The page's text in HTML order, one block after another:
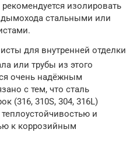
изолировать
дымохода стальными или
для внутренней отделки
или трубы из этого
очень надёжным
с тем, что сталь
(316, 310S, 304, 316L)
и
к коррозийным